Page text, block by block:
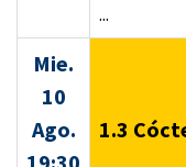
...
Mie.
10
Ago.
1.3